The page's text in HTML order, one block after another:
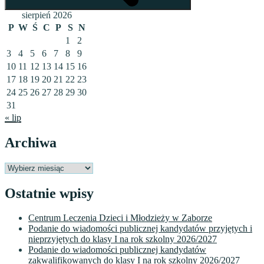
sierpień 2026
P W Ś C P S N
1
2
3
4 5 6 7 8
9
10 11 12 13 14 15 16
17 18 19 20 21 22 23
24 25 26 27 28 29 30
31
« lip
Archiwa
Archiwa
Ostatnie wpisy
Centrum Leczenia Dzieci i Młodzieży w Zaborze
Podanie do wiadomości publicznej kandydatów przyjętych i
nieprzyjętych do klasy I na rok szkolny 2026/2027
Podanie do wiadomości publicznej kandydatów
zakwalifikowanych do klasy I na rok szkolny 2026/2027